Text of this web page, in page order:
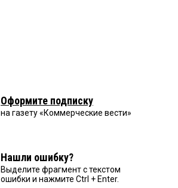
Оформите подписку
на газету «Коммерческие вести»
Нашли ошибку?
Выделите фрагмент с текстом
ошибки и нажмите Ctrl + Enter.